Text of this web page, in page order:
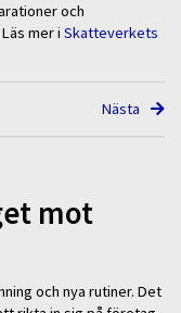
och
mer i Skatteverkets
Nästa
mot
och nya rutiner. Det